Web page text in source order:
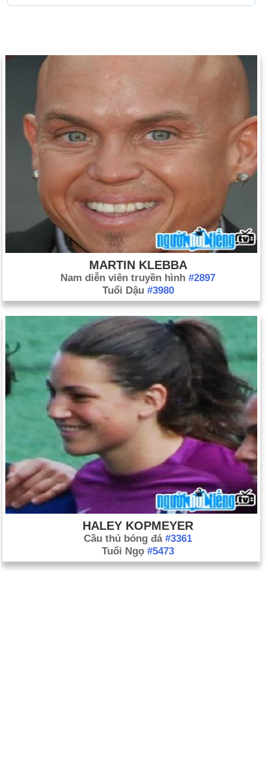
MARTIN KLEBBA
Nam diễn viên truyền hình #2897
Tuổi Dậu #3980
HALEY KOPMEYER
Cầu thủ bóng đá #3361
Tuổi Ngọ #5473